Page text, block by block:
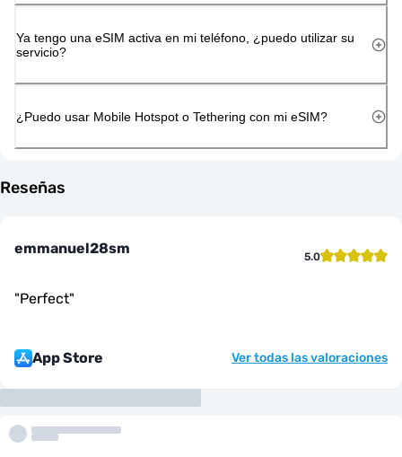
Ya tengo una eSIM activa en mi teléfono, ¿puedo utilizar su
servicio?
¿Puedo usar Mobile Hotspot o Tethering con mi eSIM?
Reseñas
emmanuel28sm 5.0
"Perfect"
App Store Ver todas las valoraciones